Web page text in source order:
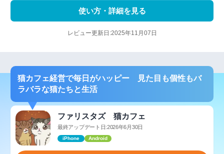
使い方・詳細を見る
レビュー更新日:2025年11月07日
猫カフェ経営で毎日がハッピー 見た目も個性もバ
ラバラな猫たちと生活
ファリスタズ 猫カフェ
最終アップデート日:2026年6月30日
iPhone Android